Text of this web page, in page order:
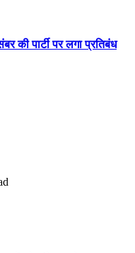
की पार्टी पर लगा प्रतिबंध